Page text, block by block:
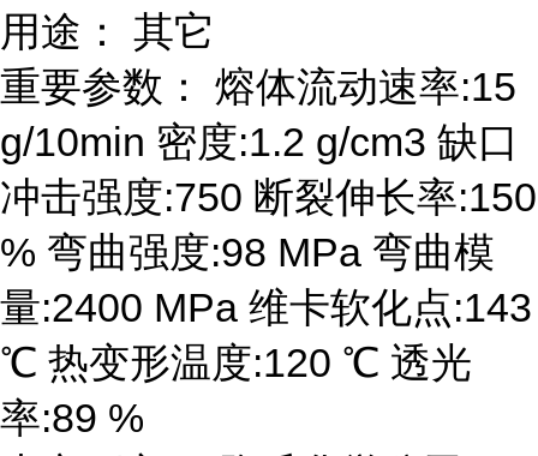
用途： 其它
重要参数： 熔体流动速率:15
g/10min 密度:1.2 g/cm3 缺口
冲击强度:750 断裂伸长率:150
% 弯曲强度:98 MPa 弯曲模
量:2400 MPa 维卡软化点:143
℃ 热变形温度:120 ℃ 透光
率:89 %